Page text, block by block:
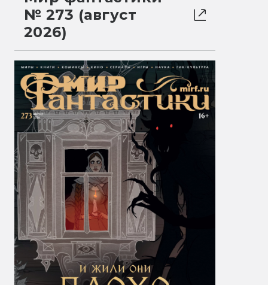
№ 273 (август
2026)